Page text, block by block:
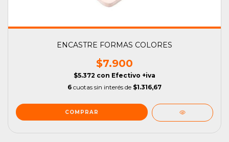
ENCASTRE FORMAS COLORES
$7.900
$5.372 con Efectivo +iva
6 cuotas sin interés de $1.316,67